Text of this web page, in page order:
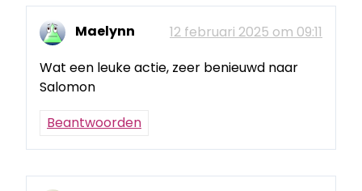
Maelynn
12 februari 2025 om 09:11
Wat een leuke actie, zeer benieuwd naar
Salomon
Beantwoorden